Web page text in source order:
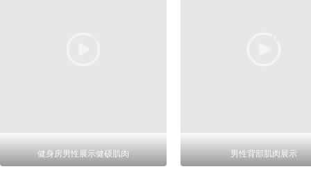
健身房男性展示健硕肌肉 男性背部肌肉展示